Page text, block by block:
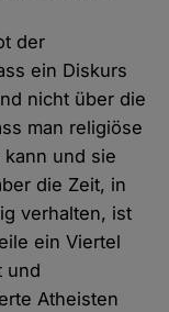
der
ein Diskurs
nicht über die
man religiöse
und sie
die Zeit, in
verhalten, ist
ein Viertel
und
Atheisten